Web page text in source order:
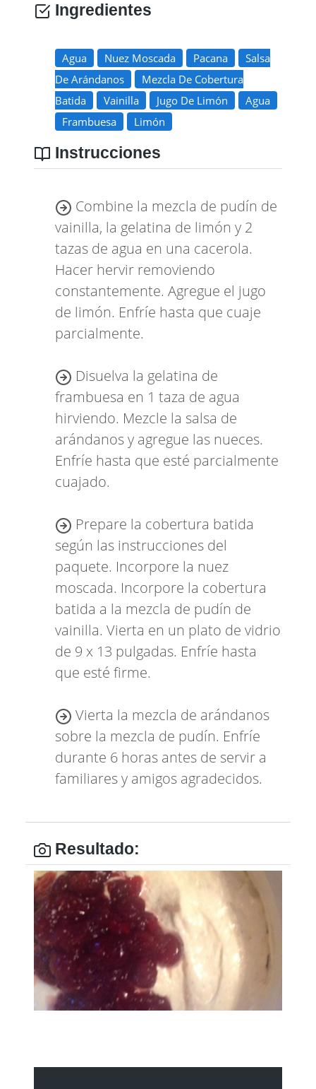
Ingredientes
Agua Nuez Moscada Pacana
Salsa
De Arándanos
Mezcla De Cobertura
Batida
Vainilla Jugo De Limón
Agua
Frambuesa
Limón
Instrucciones
Combine la mezcla de pudín de
vainilla, la gelatina de limón y 2
tazas de agua en una cacerola.
Hacer hervir removiendo
constantemente. Agregue el jugo
de limón. Enfríe hasta que cuaje
parcialmente.
Disuelva la gelatina de
frambuesa en 1 taza de agua
hirviendo. Mezcle la salsa de
arándanos y agregue las nueces.
Enfríe hasta que esté parcialmente
cuajado.
Prepare la cobertura batida
según las instrucciones del
paquete. Incorpore la nuez
moscada. Incorpore la cobertura
batida a la mezcla de pudín de
vainilla. Vierta en un plato de vidrio
de 9 x 13 pulgadas. Enfríe hasta
que esté firme.
Vierta la mezcla de arándanos
sobre la mezcla de pudín. Enfríe
durante 6 horas antes de servir a
familiares y amigos agradecidos.
Resultado: